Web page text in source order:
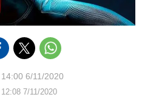
14:00 6/11/2020
7/11/2020